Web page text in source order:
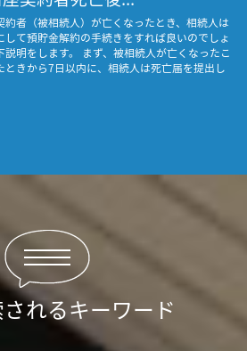
約者（被相続人）が亡くなったとき、相続人は
して預貯金解約の手続きをすれば良いのでしょ
説明をします。 まず、被相続人が亡くなったこ
ときから7日以内に、相続人は死亡届を提出し
れるキーワード